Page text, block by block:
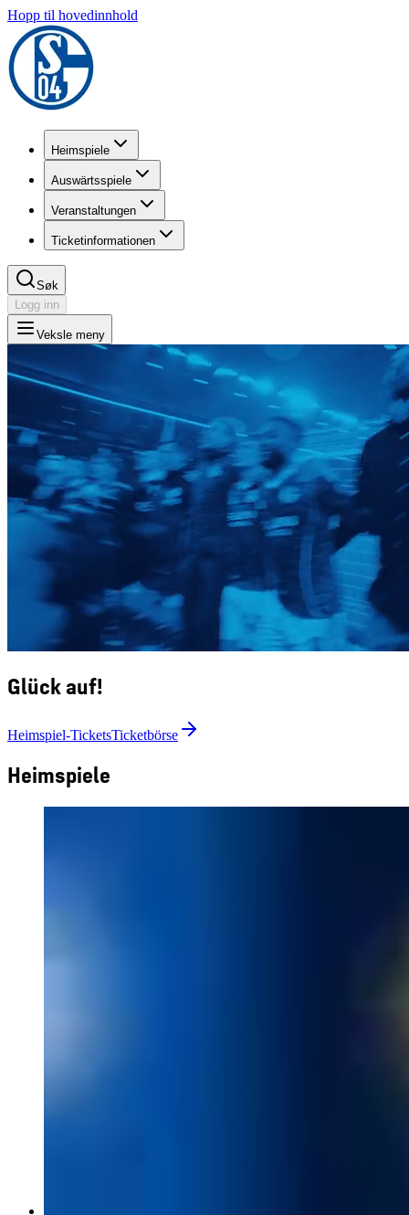
Hopp til hovedinnhold
Heimspiele
Auswärtsspiele
Veranstaltungen
Ticketinformationen
Søk
Logg inn
Veksle meny
Glück auf!
Heimspiel-TicketsTicketbörse
Heimspiele